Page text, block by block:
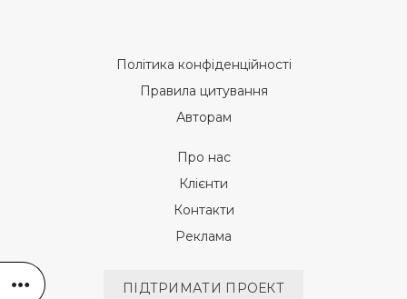
Політика конфіденційності
Правила цитування
Авторам
Про нас
Клієнти
Контакти
Реклама
ПІДТРИМАТИ ПРОЕКТ